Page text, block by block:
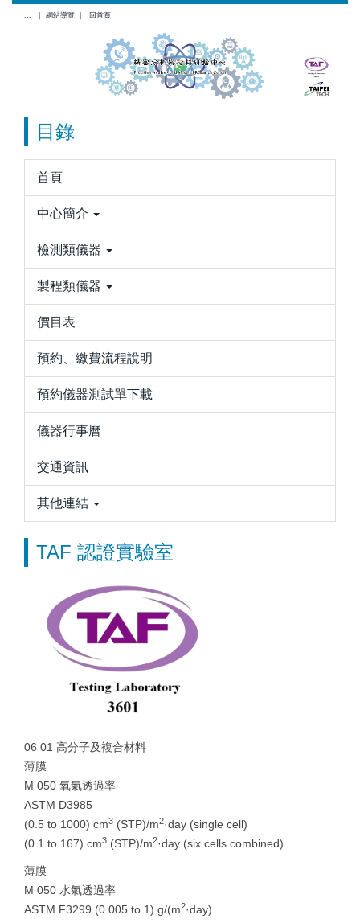
::: ｜ 網站導覽 ｜ 回首頁
目錄
首頁
中心簡介
檢測類儀器
製程類儀器
價目表
預約、繳費流程說明
預約儀器測試單下載
儀器行事曆
交通資訊
其他連結
TAF 認證實驗室
06 01 高分子及複合材料
薄膜
M 050 氧氣透過率
ASTM D3985
(0.5 to 1000) cm3 (STP)/m2·day (single cell)
(0.1 to 167) cm3 (STP)/m2·day (six cells combined)
薄膜
M 050 水氣透過率
ASTM F3299 (0.005 to 1) g/(m2·day)